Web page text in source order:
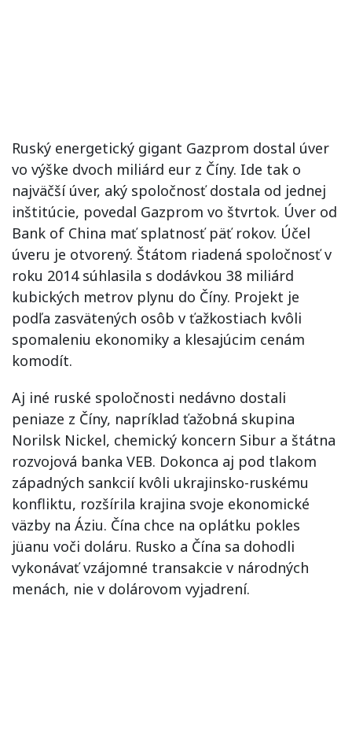
Ruský energetický gigant Gazprom dostal úver
vo výške dvoch miliárd eur z Číny. Ide tak o
najväčší úver, aký spoločnosť dostala od jednej
inštitúcie, povedal Gazprom vo štvrtok. Úver od
Bank of China mať splatnosť päť rokov. Účel
úveru je otvorený. Štátom riadená spoločnosť v
roku 2014 súhlasila s dodávkou 38 miliárd
kubických metrov plynu do Číny. Projekt je
podľa zasvätených osôb v ťažkostiach kvôli
spomaleniu ekonomiky a klesajúcim cenám
komodít.
Aj iné ruské spoločnosti nedávno dostali
peniaze z Číny, napríklad ťažobná skupina
Norilsk Nickel, chemický koncern Sibur a štátna
rozvojová banka VEB. Dokonca aj pod tlakom
západných sankcií kvôli ukrajinsko-ruskému
konfliktu, rozšírila krajina svoje ekonomické
väzby na Áziu. Čína chce na oplátku pokles
jüanu voči doláru. Rusko a Čína sa dohodli
vykonávať vzájomné transakcie v národných
menách, nie v dolárovom vyjadrení.